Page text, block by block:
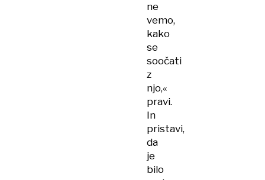
ne
vemo,
kako
se
soočati
z
njo,«
pravi.
In
pristavi,
da
je
bilo